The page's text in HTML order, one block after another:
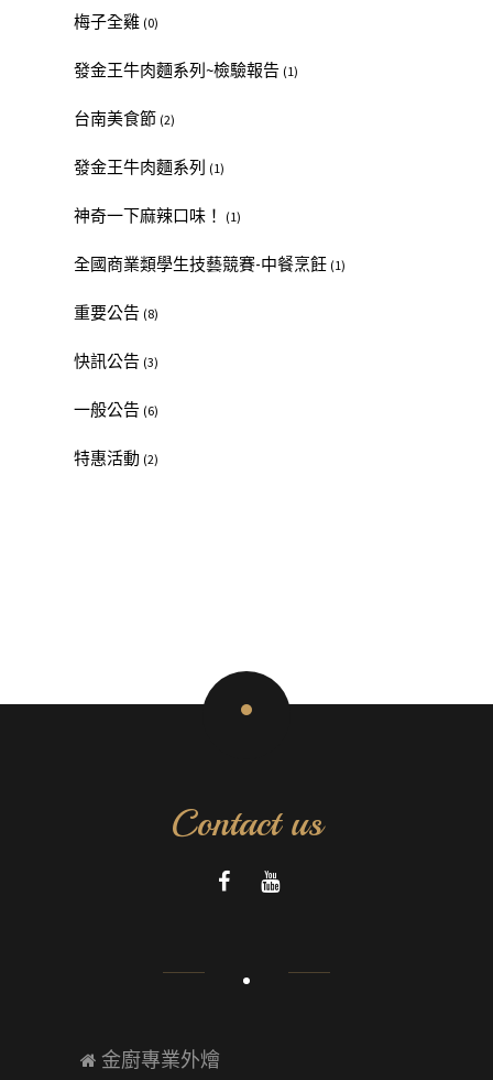
梅子全雞 (0)
發金王牛肉麵系列~檢驗報告 (1)
台南美食節 (2)
發金王牛肉麵系列 (1)
神奇一下麻辣口味！ (1)
全國商業類學生技藝競賽-中餐烹飪 (1)
重要公告 (8)
快訊公告 (3)
一般公告 (6)
特惠活動 (2)
Contact us
金廚專業外燴